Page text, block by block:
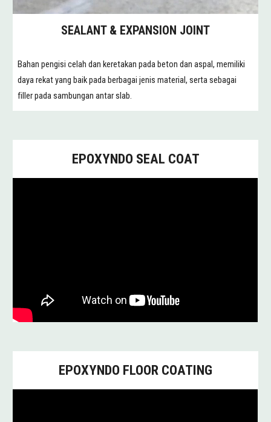
SEALANT & EXPANSION JOINT
Bahan pengisi celah dan keretakan pada beton dan aspal, memiliki
daya rekat yang baik pada berbagai jenis material, serta sebagai
filler pada sambungan antar slab.
EPOXYNDO SEAL COAT
EPOXYNDO FLOOR COATING